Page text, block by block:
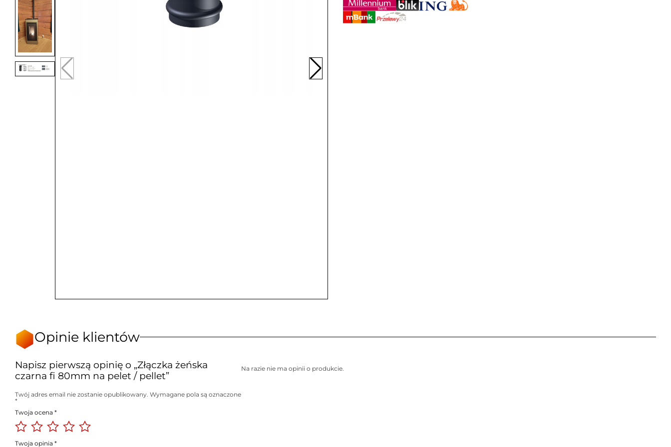
Opinie klientów
Na razie nie ma opinii o produkcie.
Napisz pierwszą opinię o „Złączka żeńska
czarna fi 80mm na pelet / pellet”
Twój adres email nie zostanie opublikowany. Wymagane pola są oznaczone
*
Twoja ocena *
Twoja opinia *